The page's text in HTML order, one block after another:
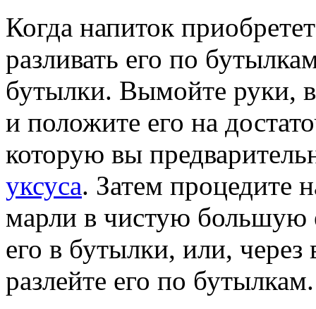
Когда напиток
разливать его по
бутылки. Вымойте руки,
и положите его на
которую вы
уксуса. Затем процедите
марли в чистую большую
его в бутылки, или,
разлейте его по бутылкам.